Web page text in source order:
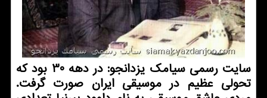
سایت رسمی سیامك یزدانجو: در دهه 30 بود كه
تحولی عظیم در موسیقی ایران صورت گرفت.